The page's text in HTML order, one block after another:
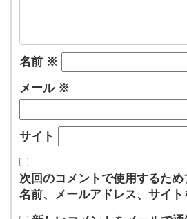
名前 ※
メール ※
サイト
次回のコメントで使用するた
名前、メールアドレス、サイト